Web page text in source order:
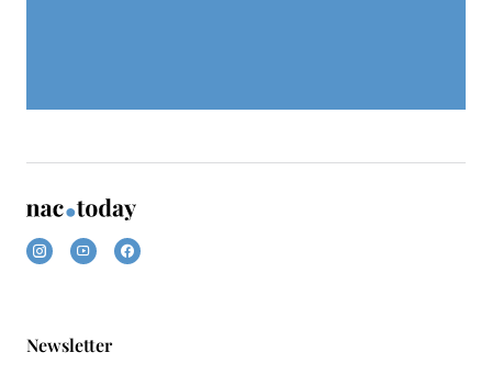
Newsletter